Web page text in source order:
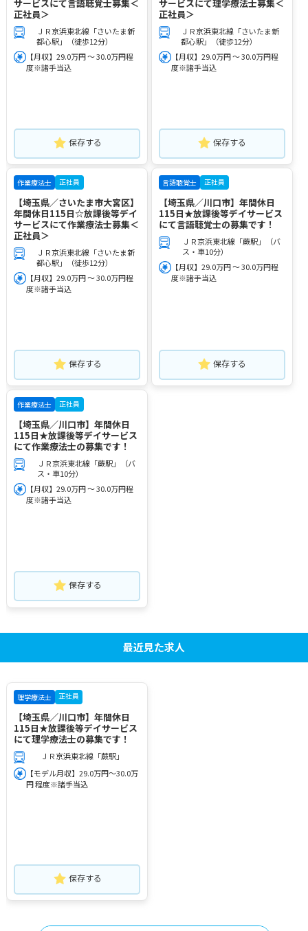
サービスにて言語聴覚士募集＜
正社員＞
ＪＲ京浜東北線「さいたま新
都心駅」（徒歩12分）
【月収】29.0万円 ～ 30.0万円程
度※諸手当込
保存する
サービスにて理学療法士募集＜
正社員＞
ＪＲ京浜東北線「さいたま新
都心駅」（徒歩12分）
【月収】29.0万円 ～ 30.0万円程
度※諸手当込
保存する
作業療法士 正社員
【埼玉県／さいたま市大宮区】
年間休日115日☆放課後等デイ
サービスにて作業療法士募集＜
正社員＞
ＪＲ京浜東北線「さいたま新
都心駅」（徒歩12分）
【月収】29.0万円 ～ 30.0万円程
度※諸手当込
保存する
言語聴覚士 正社員
【埼玉県／川口市】年間休日
115日★放課後等デイサービス
にて言語聴覚士の募集です！
ＪＲ京浜東北線「蕨駅」（バ
ス・車10分）
【月収】29.0万円 ～ 30.0万円程
度※諸手当込
保存する
作業療法士 正社員
【埼玉県／川口市】年間休日
115日★放課後等デイサービス
にて作業療法士の募集です！
ＪＲ京浜東北線「蕨駅」（バ
ス・車10分）
【月収】29.0万円 ～ 30.0万円程
度※諸手当込
保存する
最近見た求人
理学療法士 正社員
【埼玉県／川口市】年間休日
115日★放課後等デイサービス
にて理学療法士の募集です！
ＪＲ京浜東北線「蕨駅」
【モデル月収】29.0万円～30.0万
円 程度※諸手当込
保存する